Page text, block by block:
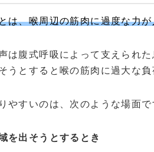
は、喉周辺の筋肉に過度な力
は腹式呼吸によって支えられ
うとすると喉の筋肉に過大な負
やすいのは、次のような場面で
を出そうとするとき